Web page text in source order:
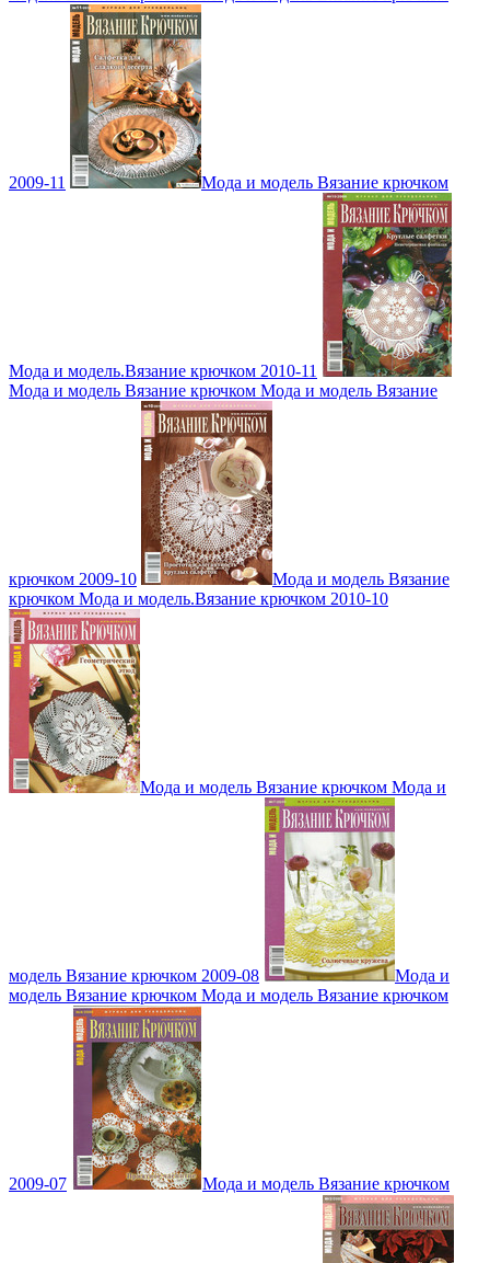
2009-11 Мода и модель Вязание крючком
Мода и модель.Вязание крючком 2010-11
Мода и модель Вязание крючком Мода и модель Вязание
крючком 2009-10
Мода и модель Вязание
крючком Мода и модель.Вязание крючком 2010-10
Мода и модель Вязание крючком Мода и
модель Вязание крючком 2009-08
Мода и
модель Вязание крючком Мода и модель Вязание крючком
2009-07 Мода и модель Вязание крючком